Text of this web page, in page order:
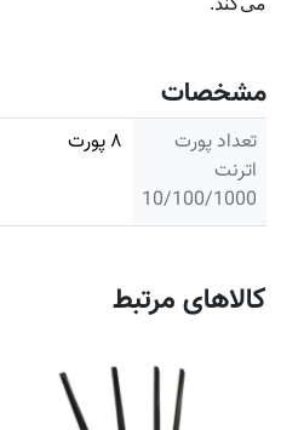
مشخصات
تعداد پورت
اترنت
10/100/1000
۸ پورت
کالاهای مرتبط